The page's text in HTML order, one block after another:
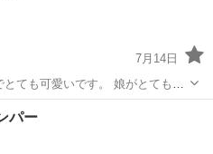
茅...
7月14日
ても可愛いです。 娘がとても気
ためどなたか着ていただけたら
。
ズ用品
ンパー